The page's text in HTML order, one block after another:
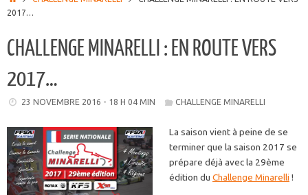
2017…
CHALLENGE MINARELLI : EN ROUTE VERS
2017…
23 NOVEMBRE 2016 - 18 H 04 MIN CHALLENGE MINARELLI
La saison vient à peine de se
terminer que la saison 2017 se
prépare déjà avec la 29ème
édition du Challenge Minarelli !